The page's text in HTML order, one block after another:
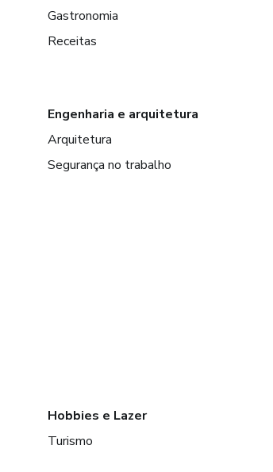
Gastronomia
Receitas
Engenharia e arquitetura
Arquitetura
Segurança no trabalho
Hobbies e Lazer
Turismo